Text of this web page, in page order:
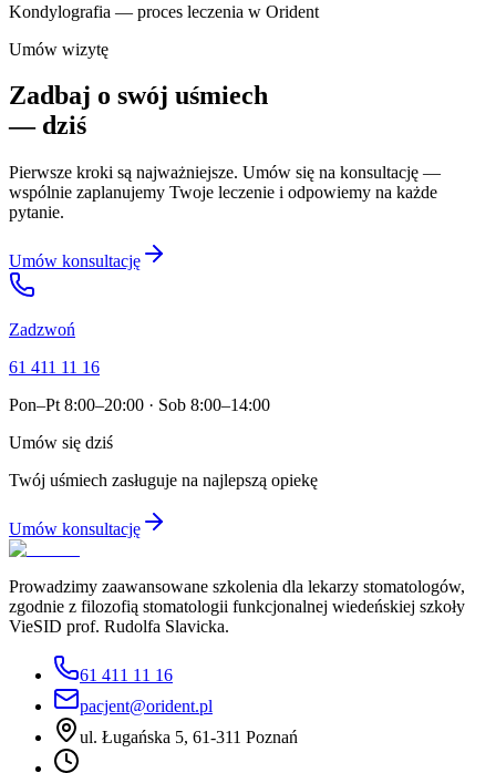
Kondylografia — proces leczenia w Orident
Umów wizytę
Zadbaj o swój uśmiech
— dziś
Pierwsze kroki są najważniejsze. Umów się na konsultację —
wspólnie zaplanujemy Twoje leczenie i odpowiemy na każde
pytanie.
Umów konsultację
Zadzwoń
61 411 11 16
Pon–Pt 8:00–20:00 · Sob 8:00–14:00
Umów się dziś
Twój uśmiech zasługuje na najlepszą opiekę
Umów konsultację
Prowadzimy zaawansowane szkolenia dla lekarzy stomatologów,
zgodnie z filozofią stomatologii funkcjonalnej wiedeńskiej szkoły
VieSID prof. Rudolfa Slavicka.
61 411 11 16
pacjent@orident.pl
ul. Ługańska 5, 61-311 Poznań